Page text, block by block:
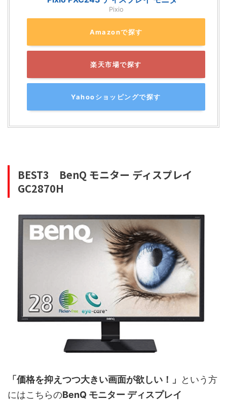
Pixio
Amazonで探す
楽天市場で探す
Yahooショッピングで探す
BEST3 BenQ モニター ディスプレイ
GC2870H
「価格を抑えつつ大きい画面が欲しい！」
という方
にはこちらのBenQ モニター ディスプレイ